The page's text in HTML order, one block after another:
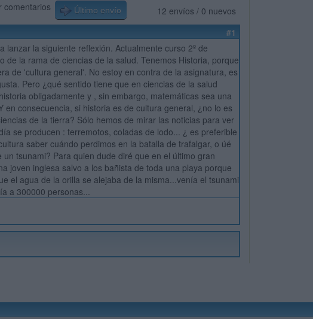
12 envíos / 0 nuevos
comentarios Último envío
#1
lanzar la siguiente reflexión. Actualmente curso 2º de
de la rama de ciencias de la salud. Tenemos Historia, porque
de 'cultura general'. No estoy en contra de la asignatura, es
Pero ¿qué sentido tiene que en ciencias de la salud
obligadamente y , sin embargo, matemáticas sea una
en consecuencia, si historia es de cultura general, ¿no lo es
de la tierra? Sólo hemos de mirar las noticias para ver
se producen : terremotos, coladas de lodo... ¿ es preferible
saber cuándo perdimos en la batalla de trafalgar, o úé
un tsunami? Para quien dude diré que en el último gran
joven inglesa salvo a los bañista de toda una playa porque
el agua de la orilla se alejaba de la misma...venía el tsunami
a 300000 personas...